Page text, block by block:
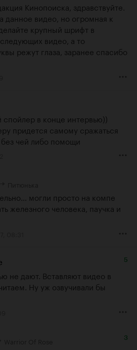
Кинопоиска, здравствуйте.
данное видео, но огромная к
крупный шрифт в
видео, а то
режут глаза, заранее спасибо
спойлер в конце интервью))
придется самому сражаться
чей либо помощи
могли просто на компе
железного человека, паучка и
5
не дают. Вставляют видео в
Ну уж озвучивали бы
3